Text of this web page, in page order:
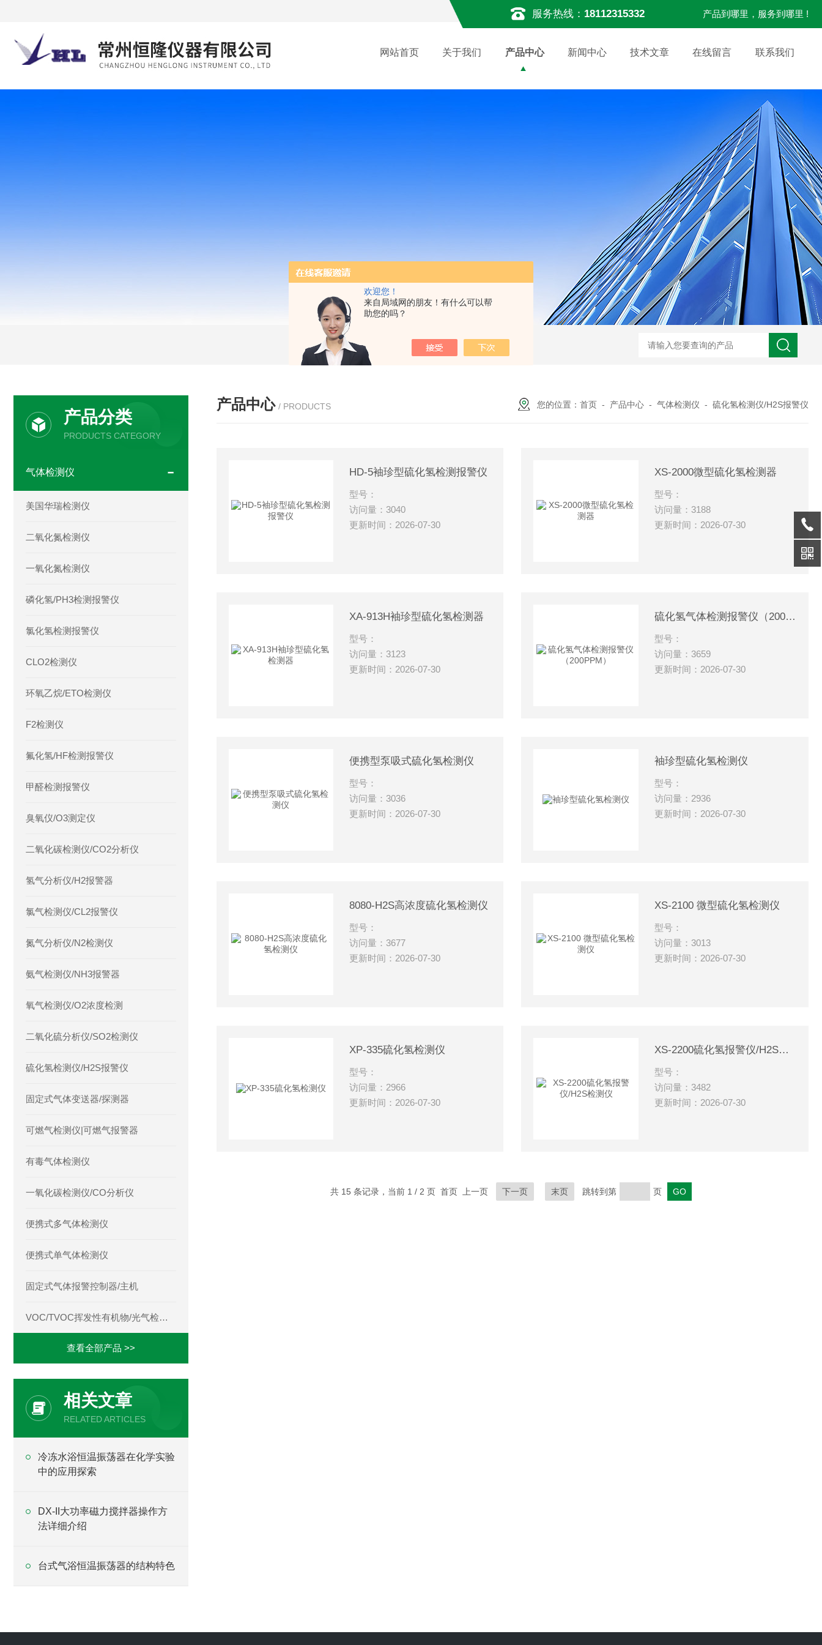
欢迎您！
来自局域网的朋友！有什么可以帮
助您的吗？
服务热线： 18112315332 产品到哪里，服务到哪里 !
网站首页 关于我们 产品中心 新闻中心 技术文章 在线留言 联系我们
产品分类
PRODUCTS CATEGORY
气体检测仪
美国华瑞检测仪
二氧化氮检测仪
一氧化氮检测仪
磷化氢/PH3检测报警仪
氯化氢检测报警仪
CLO2检测仪
环氧乙烷/ETO检测仪
F2检测仪
氟化氢/HF检测报警仪
甲醛检测报警仪
臭氧仪/O3测定仪
二氧化碳检测仪/CO2分析仪
氢气分析仪/H2报警器
氯气检测仪/CL2报警仪
氮气分析仪/N2检测仪
氨气检测仪/NH3报警器
氧气检测仪/O2浓度检测
二氧化硫分析仪/SO2检测仪
硫化氢检测仪/H2S报警仪
固定式气体变送器/探测器
可燃气检测仪|可燃气报警器
有毒气体检测仪
一氧化碳检测仪/CO分析仪
便携式多气体检测仪
便携式单气体检测仪
固定式气体报警控制器/主机
VOC/TVOC挥发性有机物/光气检测仪
查看全部产品 >>
相关文章
RELATED ARTICLES
冷冻水浴恒温振荡器在化学实验
中的应用探索
DX-II大功率磁力搅拌器操作方
法详细介绍
台式气浴恒温振荡器的结构特色
产品中心 / PRODUCTS 您的位置： 首页 - 产品中心 - 气体检测仪 - 硫化氢检测仪/H2S报警仪
HD-5袖珍型硫化氢检测报警仪
型号：
访问量：3040
更新时间：2026-07-30
XS-2000微型硫化氢检测器
型号：
访问量：3188
更新时间：2026-07-30
XA-913H袖珍型硫化氢检测器
型号：
访问量：3123
更新时间：2026-07-30
硫化氢气体检测报警仪（200PPM）
型号：
访问量：3659
更新时间：2026-07-30
便携型泵吸式硫化氢检测仪
型号：
访问量：3036
更新时间：2026-07-30
袖珍型硫化氢检测仪
型号：
访问量：2936
更新时间：2026-07-30
8080-H2S高浓度硫化氢检测仪
型号：
访问量：3677
更新时间：2026-07-30
XS-2100 微型硫化氢检测仪
型号：
访问量：3013
更新时间：2026-07-30
XP-335硫化氢检测仪
型号：
访问量：2966
更新时间：2026-07-30
XS-2200硫化氢报警仪/H2S检测仪
型号：
访问量：3482
更新时间：2026-07-30
共 15 条记录，当前 1 / 2 页 首页 上一页 下一页 末页 跳转到第 页